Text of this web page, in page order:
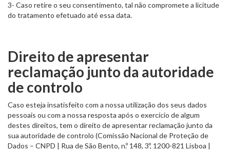
3- Caso retire o seu consentimento, tal não compromete a licitude
do tratamento efetuado até essa data.
Direito de apresentar
reclamação junto da autoridade
de controlo
Caso esteja insatisfeito com a nossa utilização dos seus dados
pessoais ou com a nossa resposta após o exercício de algum
destes direitos, tem o direito de apresentar reclamação junto da
sua autoridade de controlo (Comissão Nacional de Proteção de
Dados – CNPD | Rua de São Bento, n.º 148, 3º, 1200-821 Lisboa |